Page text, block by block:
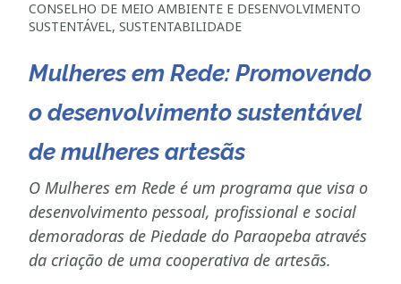
CONSELHO DE MEIO AMBIENTE E DESENVOLVIMENTO
SUSTENTÁVEL,SUSTENTABILIDADE
Mulheres em Rede: Promovendo
o desenvolvimento sustentável
de mulheres artesãs
O Mulheres em Rede é um programa que visa o
desenvolvimento pessoal, profissional e social
demoradoras de Piedade do Paraopeba através
da criação de uma cooperativa de artesãs.